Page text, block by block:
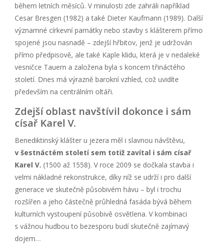
během letních měsíců. V minulosti zde zahráli například
Cesar Bresgen (1982) a také Dieter Kaufmann (1989). Další
významné církevní památky nebo stavby s klášterem přímo
spojené jsou nasnadě – zdejší hřbitov, jenž je udržován
přímo předpisově, ale také Kaple klidu, která je v nedaleké
vesničce Tauern a založena byla s koncem třináctého
století. Dnes má výrazně barokní vzhled, což uvidíte
především na centrálním oltáři.
Zdejší oblast navštívil dokonce i sám
císař Karel V.
Benediktinský klášter u jezera měl i slavnou návštěvu,
v šestnáctém století sem totiž zavítal i sám císař
Karel V. (1500 až 1558). V roce 2009 se dočkala stavba i
velmi nákladné rekonstrukce, díky níž se udrží i pro další
generace ve skutečně působivém hávu – byl i trochu
rozšířen a jeho částečně průhledná fasáda bývá během
kulturních vystoupení působivě osvětlena. V kombinaci
s vážnou hudbou to bezesporu budí skutečně zajímavý
dojem…